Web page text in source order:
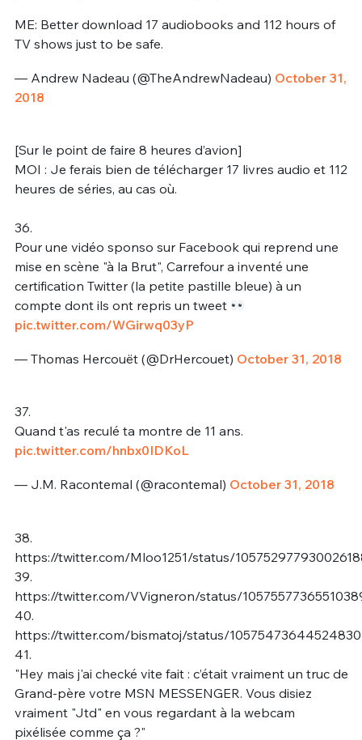
ME: Better download 17 audiobooks and 112 hours of
TV shows just to be safe.
— Andrew Nadeau (@TheAndrewNadeau) October 31,
2018
[Sur le point de faire 8 heures d’avion]
MOI : Je ferais bien de télécharger 17 livres audio et 112
heures de séries, au cas où.
36.
Pour une vidéo sponso sur Facebook qui reprend une
mise en scène "à la Brut", Carrefour a inventé une
certification Twitter (la petite pastille bleue) à un
compte dont ils ont repris un tweet
pic.twitter.com/WGirwq03yP
— Thomas Hercouët (@DrHercouet) October 31, 2018
37.
Quand t'as reculé ta montre de 11 ans.
pic.twitter.com/hnbx0IDKoL
— J.M. Racontemal (@racontemal) October 31, 2018
38.
https://twitter.com/Mloo1251/status/
39.
https://twitter.com/VVigneron/status/
40.
https://twitter.com/bismatoj/status/
41.
"Hey mais j'ai checké vite fait : c’était vraiment un truc de
Grand-père votre MSN MESSENGER. Vous disiez
vraiment "Jtd" en vous regardant à la webcam
pixélisée comme ça ?"